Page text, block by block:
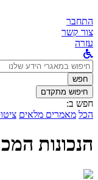
התחבר
צור קשר
עזרה
לחפש
ב:חפש
חיפוש מתקדם
חפש ב:
הכל מאמרים מלאים
הנכונות